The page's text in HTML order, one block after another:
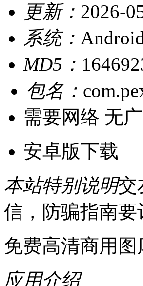
更新： 2026-
系统：
MD5：
包名：
需要网络 无
安卓版下载
本站特别说明交
信，防骗指南
免费高清商用
应用介绍